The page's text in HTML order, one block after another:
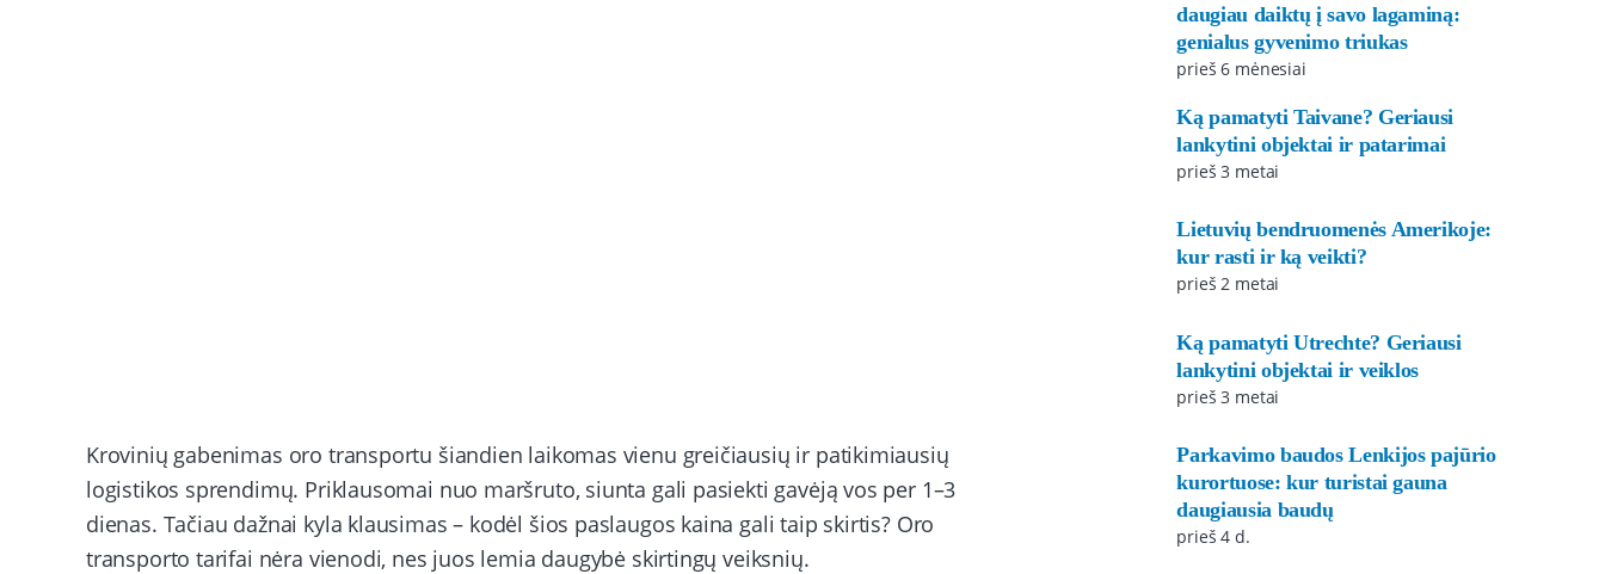
Krovinių gabenimas oro transportu šiandien laikomas vienu greičiausių ir patikimiausių
logistikos sprendimų. Priklausomai nuo maršruto, siunta gali pasiekti gavėją vos per 1–3
dienas. Tačiau dažnai kyla klausimas – kodėl šios paslaugos kaina gali taip skirtis? Oro
transporto tarifai nėra vienodi, nes juos lemia daugybė skirtingų veiksnių.
daugiau daiktų į savo lagaminą:
genialus gyvenimo triukas
prieš 6 mėnesiai
Ką pamatyti Taivane? Geriausi
lankytini objektai ir patarimai
prieš 3 metai
Lietuvių bendruomenės Amerikoje:
kur rasti ir ką veikti?
prieš 2 metai
Ką pamatyti Utrechte? Geriausi
lankytini objektai ir veiklos
prieš 3 metai
Parkavimo baudos Lenkijos pajūrio
kurortuose: kur turistai gauna
daugiausia baudų
prieš 4 d.